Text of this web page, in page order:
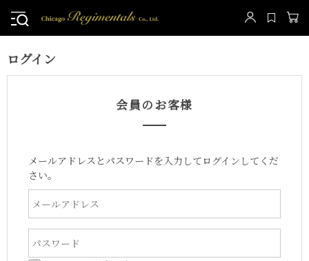
ログイン
会員のお客様
メールアドレスとパスワードを入力してログインしてくだ
さい。